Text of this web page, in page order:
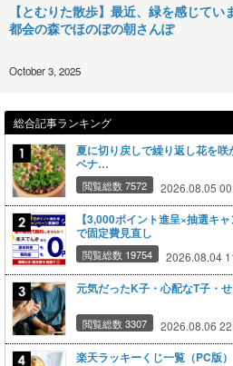
【とむりた散歩】最近、緑を感じてい
都会の森でほのぼの朝さんぽ
October 3, 2025
総合記事ランキング
夏に切り戻しで繰り返し花を
ベナ…
閲覧総数 7572 2026.08.05
【3,000ポイント進呈×抽選キ
で固定費見直し
閲覧総数 19754 2026.08.04
元気だったK子・心配なT子・
閲覧総数 3307 2026.08.06
楽天ラッキーくじ一覧（PC版）